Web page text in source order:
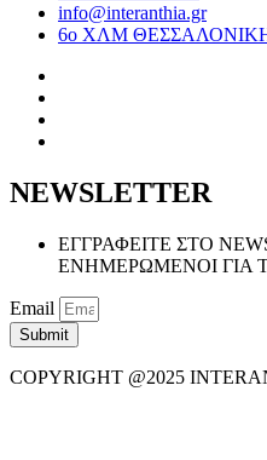
info@interanthia.gr
6ο ΧΛΜ
NEWSLETTER
ΕΓΓΡΑΦΕΙΤΕ ΣΤΟ
ΕΝΗΜΕΡΩΜΕΝΟΙ ΓΙΑ
Email
Submit
COPYRIGHT @2025